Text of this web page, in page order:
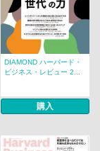
DIAMOND ハーバード・
ビジネス・レビュー 2...
購入